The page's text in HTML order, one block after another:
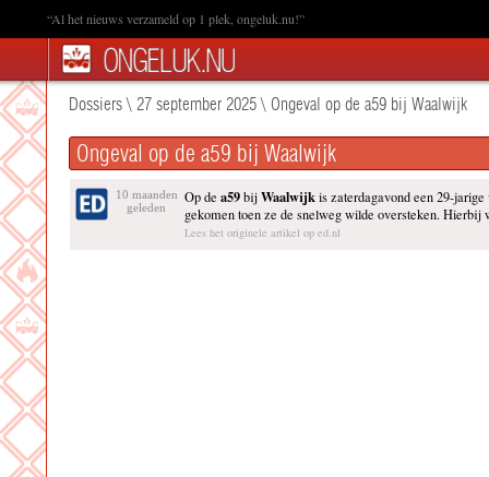
“Al het nieuws verzameld op 1 plek, ongeluk.nu!”
Dossiers\ 27 september 2025\ Ongeval op de a59 bij Waalwijk
Ongeval op de a59 bij Waalwijk
10 maanden
geleden
Op de a59bijWaalwijkis zaterdagavond een 29-
gekomen toen ze de snelweg wilde oversteken. Hierbij
Lees het originele artikel op ed.nl